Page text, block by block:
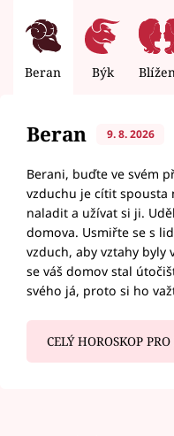
Beran Býk
Beran 9. 8. 2026
Berani, buďte ve svém
vzduchu je cítit spousta
naladit a užívat si ji.
domova. Usmiřte se s
vzduch, aby vztahy
se váš domov stal
svého já, proto si ho
CELÝ HOROSKOP